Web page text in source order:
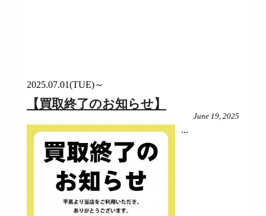
2025.07.01(TUE)～
【買取終了のお知らせ】
June 19, 2025
...